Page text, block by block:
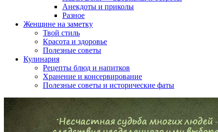
Анекдоты и приколы
Разное
Женщине на заметку
Твой стиль
Красота и здоровье
Полезные советы
Кулинария
Рецепты блюд и напитков
Хранение и консервирование
Полезные советы и исторические фаты